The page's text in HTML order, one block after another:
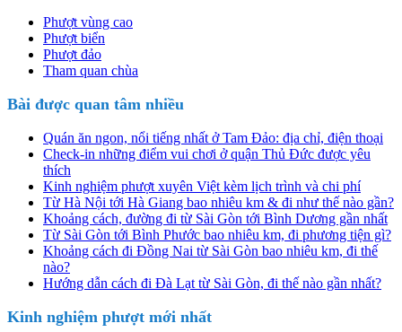
Phượt vùng cao
Phượt biển
Phượt đảo
Tham quan chùa
Bài được quan tâm nhiều
Quán ăn ngon, nổi tiếng nhất ở Tam Đảo: địa chỉ, điện thoại
Check-in những điểm vui chơi ở quận Thủ Đức được yêu
thích
Kinh nghiệm phượt xuyên Việt kèm lịch trình và chi phí
Từ Hà Nội tới Hà Giang bao nhiêu km & đi như thế nào gần?
Khoảng cách, đường đi từ Sài Gòn tới Bình Dương gần nhất
Từ Sài Gòn tới Bình Phước bao nhiêu km, đi phương tiện gì?
Khoảng cách đi Đồng Nai từ Sài Gòn bao nhiêu km, đi thế
nào?
Hướng dẫn cách đi Đà Lạt từ Sài Gòn, đi thế nào gần nhất?
Kinh nghiệm phượt mới nhất